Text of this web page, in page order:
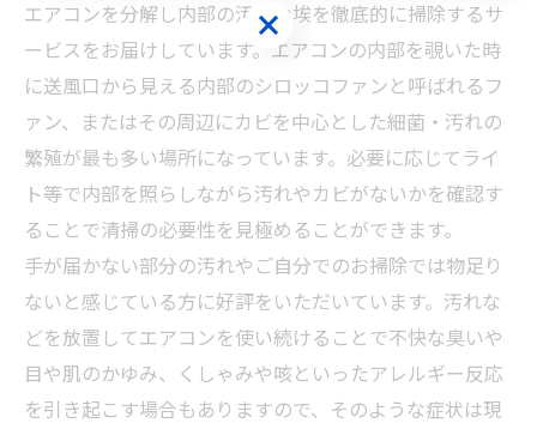
エアコンを分解し内部の汚れや埃を徹底的に掃除するサ
ービスをお届けしています。エアコンの内部を覗いた時
に送風口から見える内部のシロッコファンと呼ばれるフ
ァン、またはその周辺にカビを中心とした細菌・汚れの
繁殖が最も多い場所になっています。必要に応じてライ
ト等で内部を照らしながら汚れやカビがないかを確認す
ることで清掃の必要性を見極めることができます。
手が届かない部分の汚れやご自分でのお掃除では物足り
ないと感じている方に好評をいただいています。汚れな
どを放置してエアコンを使い続けることで不快な臭いや
目や肌のかゆみ、くしゃみや咳といったアレルギー反応
を引き起こす場合もありますので、そのような症状は現